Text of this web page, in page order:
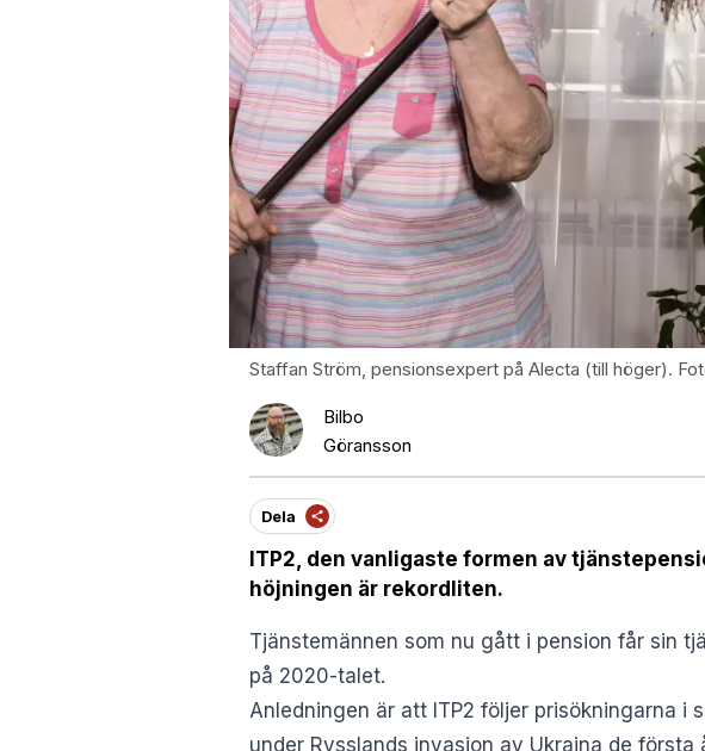
Staffan Ström, pensionsexpert på Alecta (till höger).
Bilbo
Göransson
Dela
ITP2, den vanligaste formen av
höjningen är rekordliten.
Tjänstemännen som nu gått i pension får sin
på 2020-talet.
Anledningen är att ITP2 följer prisökningarna i
under Rysslands invasion av Ukraina de